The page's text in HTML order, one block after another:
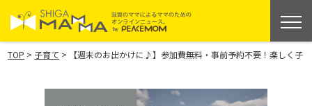
TOP > 子育て > 【週末のお出かけに♪】参加費無料・事前予約不要！楽しく子